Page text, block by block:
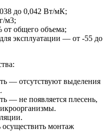
до 0,042 Вт/мК;
м3;
общего объема;
эксплуатации — от -55 до
— отсутствуют выделения
— не появляется плесень,
монтаж